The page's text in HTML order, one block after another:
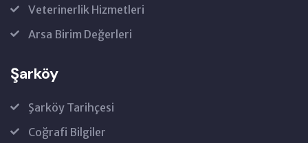
Veterinerlik Hizmetleri
Arsa Birim Değerleri
Şarköy
Şarköy Tarihçesi
Coğrafi Bilgiler